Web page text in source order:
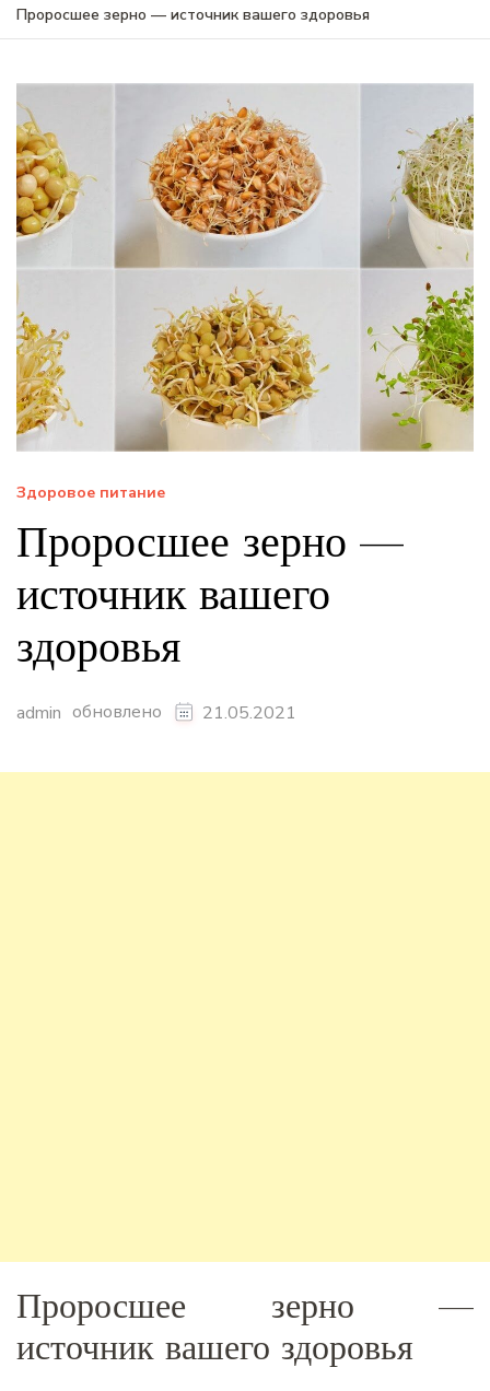
Проросшее зерно — источник вашего здоровья
Здоровое питание
Проросшее зерно —
источник вашего
здоровья
admin обновлено 21.05.2021
Проросшее зерно —
источник вашего здоровья